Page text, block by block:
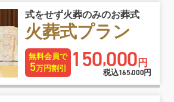
式をせず火葬のみのお葬式
火葬式プラン
無料会員で
5万円割引 150,000 円
税込165,000円